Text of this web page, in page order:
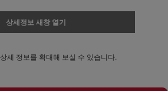
상세정보 새창 열기
상세 정보를 확대해 보실 수 있습니다.